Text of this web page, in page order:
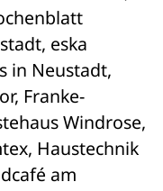
eska
in Neustadt,
Franke-
Windrose,
Haustechnik
am